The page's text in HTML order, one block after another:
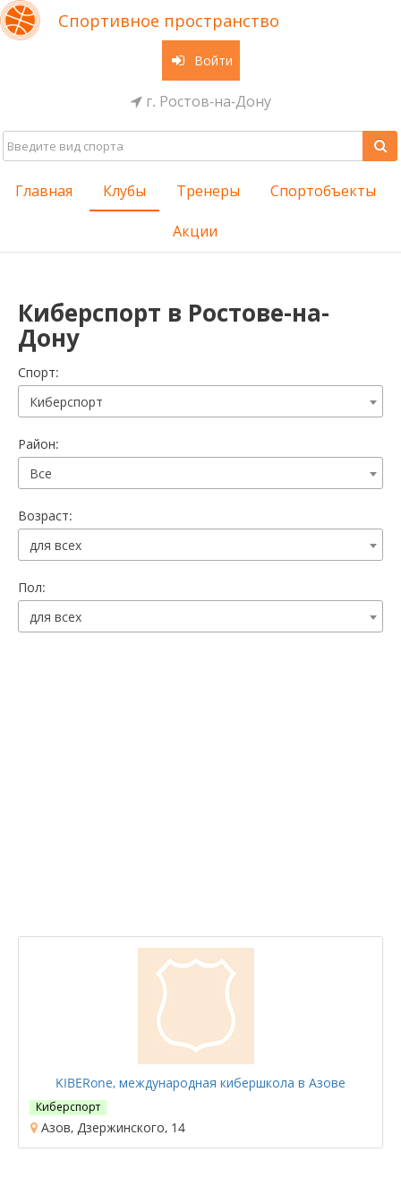
Спортивное пространство
Войти
г. Ростов-на-Дону
Главная Клубы Тренеры Спортобъекты
Акции
Киберспорт в Ростове-на-
Дону
Cпорт:
Киберспорт
Район:
Все
Возраст:
для всех
Пол:
для всех
KIBERone, международная кибершкола в Азове
Киберспорт
Азов, Дзержинского, 14